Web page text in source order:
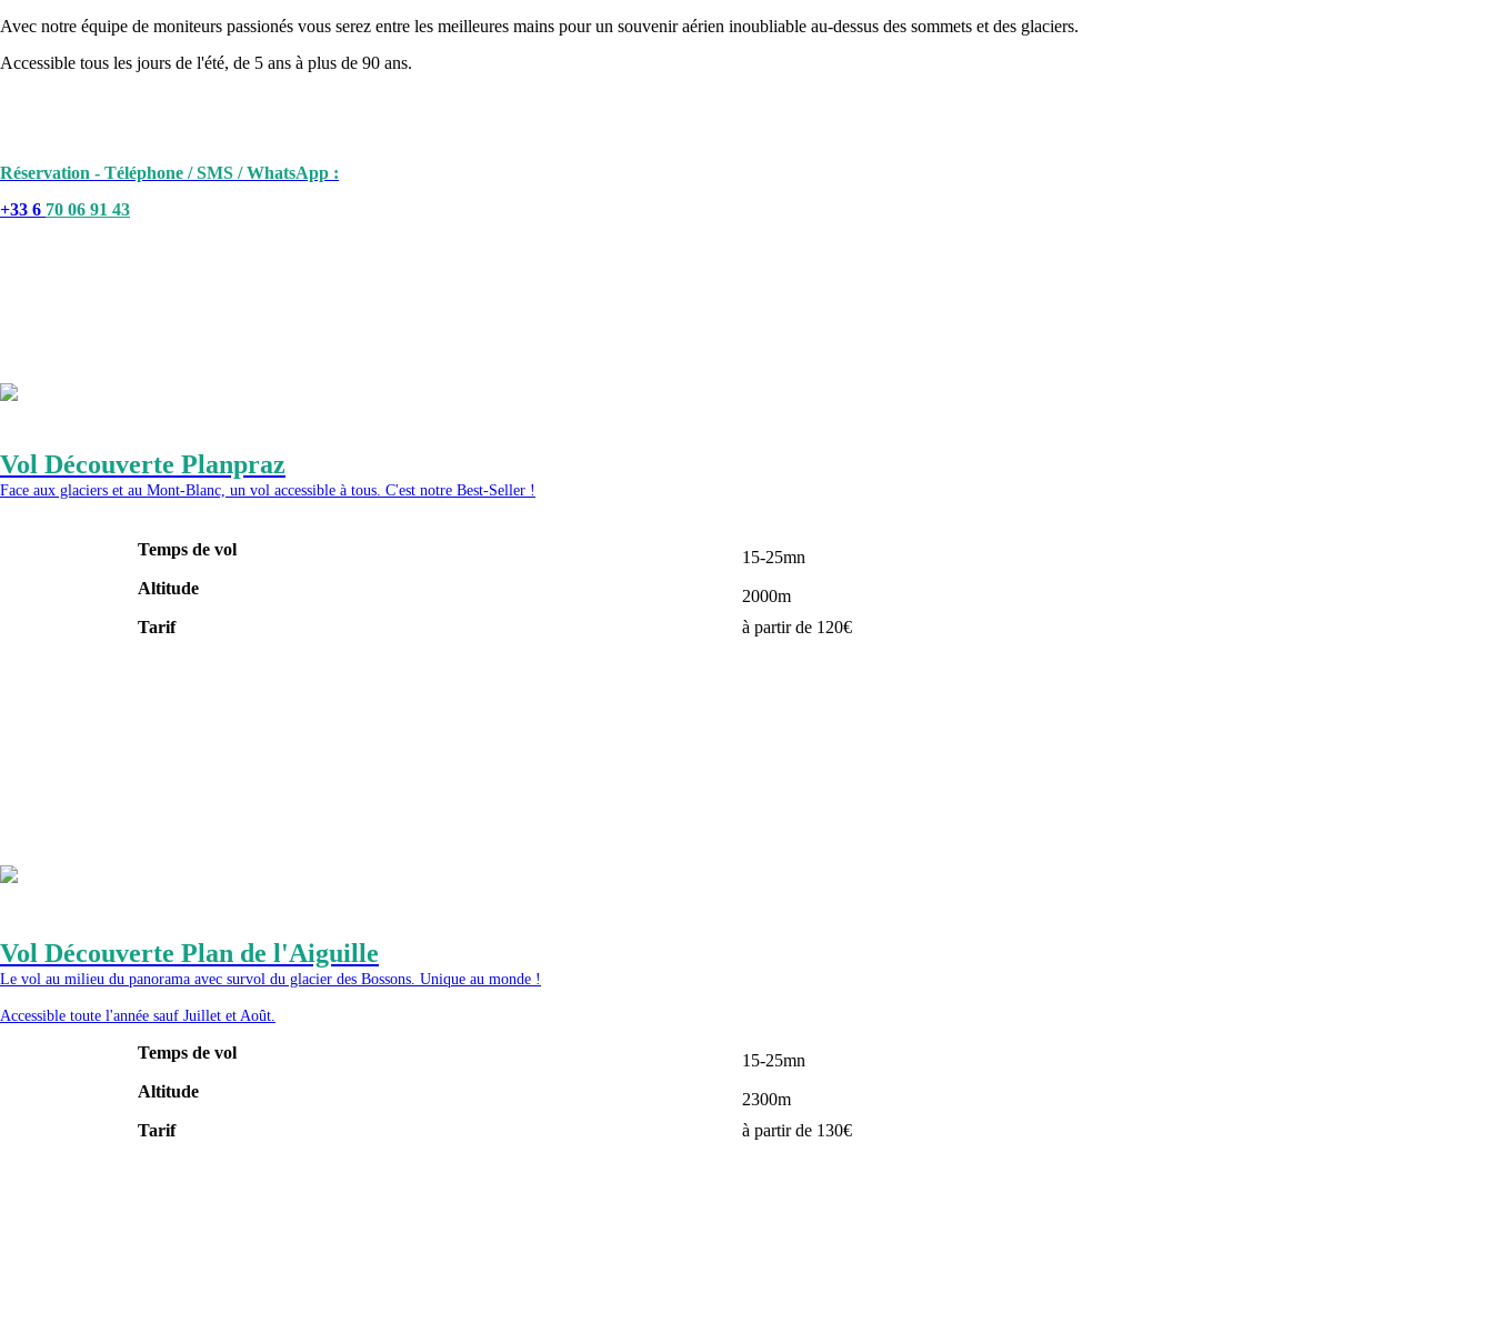
Avec notre équipe de moniteurs passionés vous serez entre les meilleures mains pour un souvenir aérien inoubliable au-dessus des sommets et des glaciers.
Accessible tous les jours de l'été, de 5 ans à plus de 90 ans.
Réservation - Téléphone / SMS / WhatsApp :
+33 6 70 06 91 43
Vol Découverte Planpraz
Face aux glaciers et au Mont-Blanc, un vol accessible à tous. C'est notre Best-Seller !
Temps de vol
15-25mn
Altitude
2000m
Tarif
à partir de 120€
Vol Découverte Plan de l'Aiguille
Le vol au milieu du panorama avec survol du glacier des Bossons. Unique au monde !
Accessible toute l'année sauf Juillet et Août.
Temps de vol
15-25mn
Altitude
2300m
Tarif
à partir de 130€